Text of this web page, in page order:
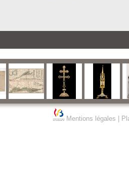
Mentions légales